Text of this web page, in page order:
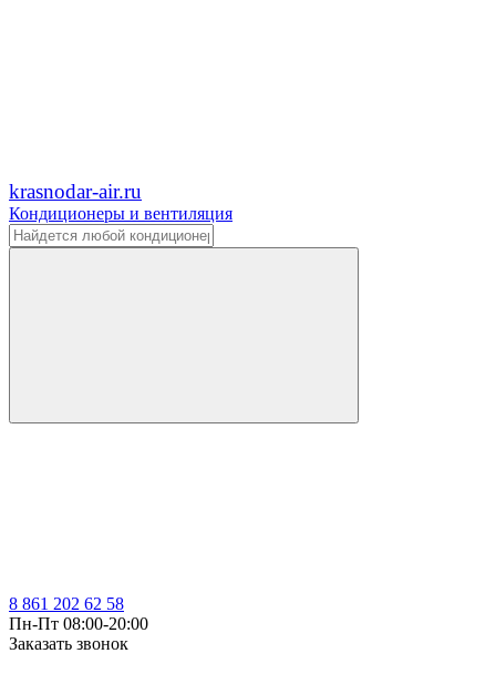
krasnodar-air.ru
Кондиционеры и вентиляция
8 861 202 62 58
Пн-Пт 08:00-20:00
Заказать звонок